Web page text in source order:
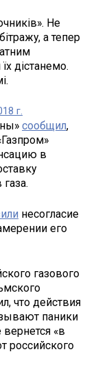
Не
а тепер
дістанемо.
г.
сообщил,
в
несогласие
его
газового
что действия
паники
вернется «в
российского